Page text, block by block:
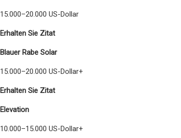
15.000–20.000 US-Dollar
Erhalten Sie Zitat
Blauer Rabe Solar
15.000–20.000 US-Dollar+
Erhalten Sie Zitat
Elevation
10.000–15.000 US-Dollar+